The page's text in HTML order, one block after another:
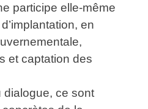
participe elle-même
en
et captation des
dialogue, ce sont